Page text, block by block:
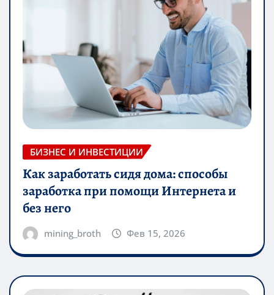
БИЗНЕС И ИНВЕСТИЦИИ
Как заработать сидя дома: способы
заработка при помощи Интернета и
без него
mining_broth Фев 15, 2026